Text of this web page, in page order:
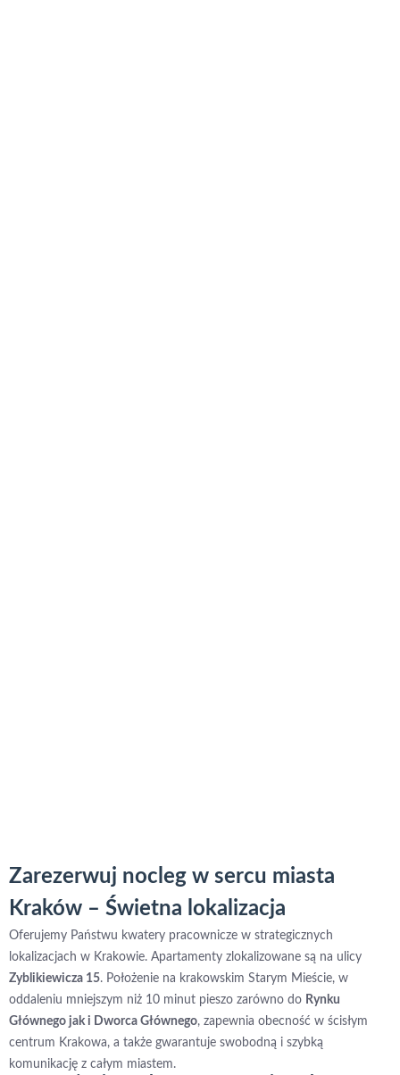
Zarezerwuj nocleg w sercu miasta
Kraków – Świetna lokalizacja
Oferujemy Państwu kwatery pracownicze w strategicznych
lokalizacjach w Krakowie. Apartamenty zlokalizowane są na ulicy
Zyblikiewicza 15. Położenie na krakowskim Starym Mieście, w
oddaleniu mniejszym niż 10 minut pieszo zarówno do Rynku
Głównego jak i Dworca Głównego, zapewnia obecność w ścisłym
centrum Krakowa, a także gwarantuje swobodną i szybką
komunikację z całym miastem.